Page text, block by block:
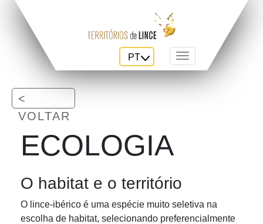
PT Toggle navigation
<
VOLTAR
ECOLOGIA
O habitat e o território
O lince-ibérico é uma espécie muito seletiva na
escolha de habitat, selecionando preferencialmente